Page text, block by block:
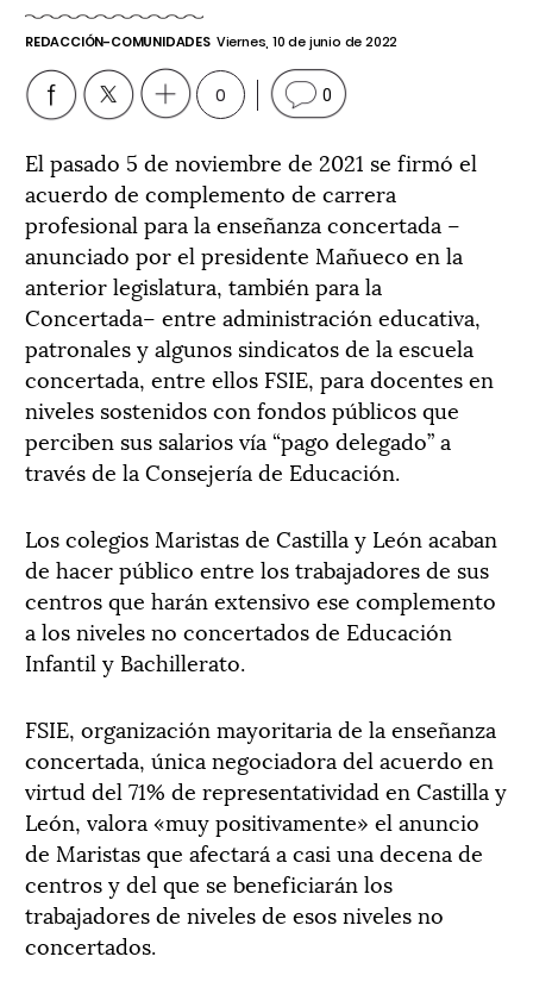
REDACCIÓN-COMUNIDADES Viernes, 10 de junio de 2022
0 0
El pasado 5 de noviembre de 2021 se firmó el
acuerdo de complemento de carrera
profesional para la enseñanza concertada –
anunciado por el presidente Mañueco en la
anterior legislatura, también para la
Concertada– entre administración educativa,
patronales y algunos sindicatos de la escuela
concertada, entre ellos FSIE, para docentes en
niveles sostenidos con fondos públicos que
perciben sus salarios vía “pago delegado” a
través de la Consejería de Educación.
Los colegios Maristas de Castilla y León acaban
de hacer público entre los trabajadores de sus
centros que harán extensivo ese complemento
a los niveles no concertados de Educación
Infantil y Bachillerato.
FSIE, organización mayoritaria de la enseñanza
concertada, única negociadora del acuerdo en
virtud del 71% de representatividad en Castilla y
León, valora «muy positivamente» el anuncio
de Maristas que afectará a casi una decena de
centros y del que se beneficiarán los
trabajadores de niveles de esos niveles no
concertados.